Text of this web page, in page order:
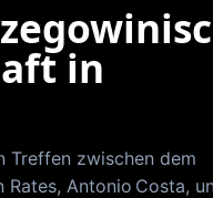
in
Treffen zwischen dem
Rates, Antonio Costa,